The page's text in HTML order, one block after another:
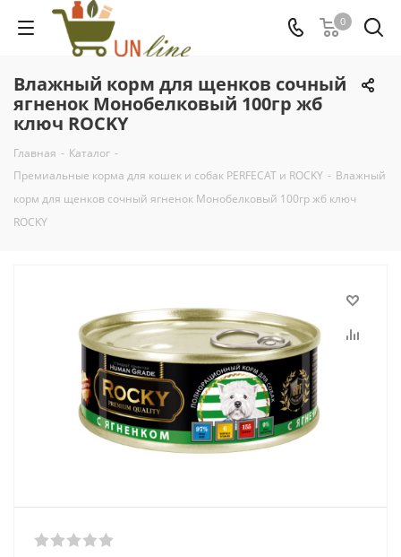
0
Влажный корм для щенков сочный
ягненок Монобелковый 100гр жб
ключ ROCKY
Главная - Каталог -
Премиальные корма для кошек и собак PERFECAT и ROCKY - Влажный
корм для щенков сочный ягненок Монобелковый 100гр жб ключ
ROCKY